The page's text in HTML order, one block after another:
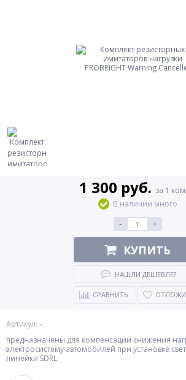
Артикул: -
предназначены для компенсации снижения
электросистему автомобилей при установке
линейки SDRL.
1 300 руб. за 1
В наличии много
-
+
КУПИТЬ
НАШЛИ ДЕШЕВЛЕ?
СРАВНИТЬ